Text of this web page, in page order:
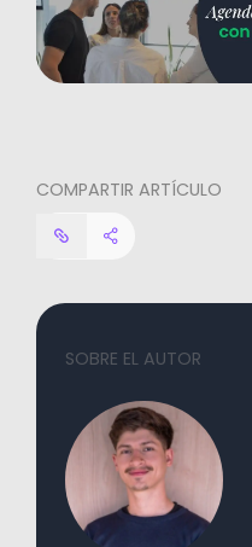
COMPARTIR ARTÍCULO
SOBRE EL AUTOR